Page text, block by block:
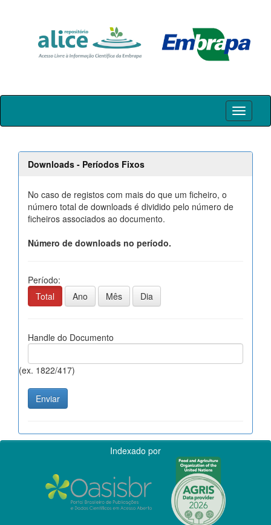
Skip
Downloads - Períodos Fixos
No caso de registos com mais do que um ficheiro, o
número total de downloads é dividido pelo número de
ficheiros associados ao documento.
Número de downloads no período.
Período:
Total
Ano Mês Dia
Handle do Documento
(ex. 1822/417)
Indexado por